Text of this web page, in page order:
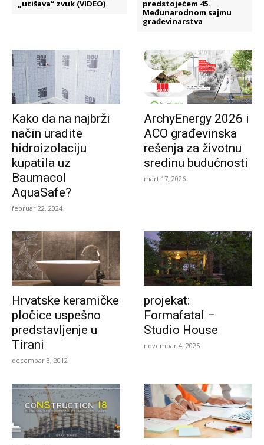
„utišava“ zvuk (VIDEO)
predstojećem 45.
Međunarodnom sajmu
građevinarstva
Kako da na najbrži
način uradite
hidroizolaciju
kupatila uz
Baumacol
AquaSafe?
februar 22, 2024
ArchyEnergy 2026 i
ACO građevinska
rešenja za životnu
sredinu budućnosti
mart 17, 2026
Hrvatske keramičke
pločice uspešno
predstavljenje u
Tirani
decembar 3, 2012
projekat:
Formafatal –
Studio House
novembar 4, 2025